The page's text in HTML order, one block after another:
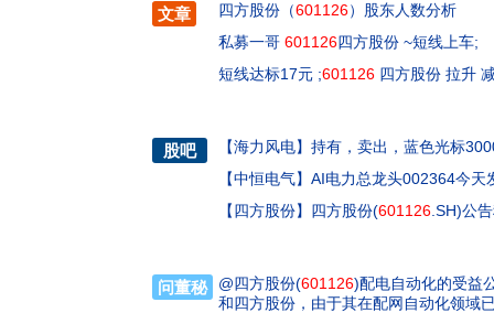
文章 四方股份（601126）股东人数分析
私募一哥 601126四方股份 ~短线上车;
短线达标17元 ;601126 四方股份 拉升
股吧 【海力风电】 持有，卖出，蓝色光标
【中恒电气】 AI电力总龙头002364今天
【四方股份】 四方股份(601126 .SH)公
问董秘 @四方股份(601126)配电自动化的受益
和四方股份，由于其在配网自动化领域